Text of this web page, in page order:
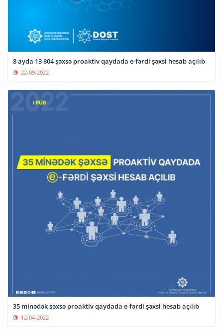
8 ayda 13 804 şəxsə proaktiv qaydada e-fərdi şəxsi hesab açılıb
22-09-2022
35 minədək şəxsə proaktiv qaydada e-fərdi şəxsi hesab açılıb
12-04-2022